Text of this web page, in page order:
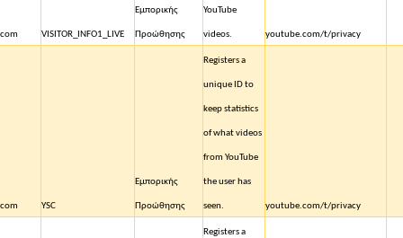
VISITOR_INFO1_LIVE
Εμπορικής
Προώθησης
YouTube
videos. youtube.com/t/privacy
YSC
Εμπορικής
Προώθησης
Registers a
unique ID to
keep statistics
of what videos
from YouTube
the user has
seen. youtube.com/t/privacy
Registers a